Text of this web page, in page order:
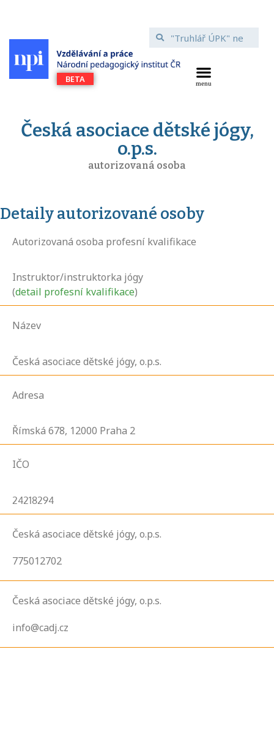
Česká asociace dětské jógy,
o.p.s.
autorizovaná osoba
Detaily autorizované osoby
Autorizovaná osoba profesní kvalifikace
Instruktor/instruktorka jógy
(detail profesní kvalifikace)
Název
Česká asociace dětské jógy, o.p.s.
Adresa
Římská 678, 12000 Praha 2
IČO
24218294
Česká asociace dětské jógy, o.p.s.
775012702
Česká asociace dětské jógy, o.p.s.
info@cadj.cz